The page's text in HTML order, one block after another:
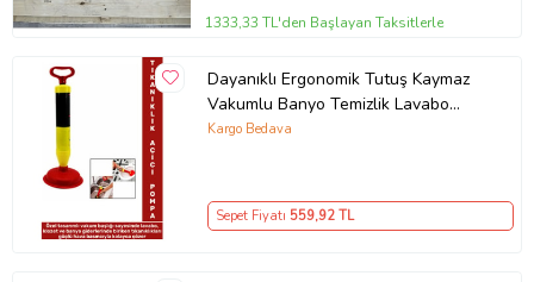
1333,33 TL'den Başlayan Taksitlerle
Dayanıklı Ergonomik Tutuş Kaymaz
Vakumlu Banyo Temizlik Lavabo
Klozet Gider Tıkanıklık Açıcı Pompa
Kargo Bedava
Sepet Fiyatı 559,92 TL